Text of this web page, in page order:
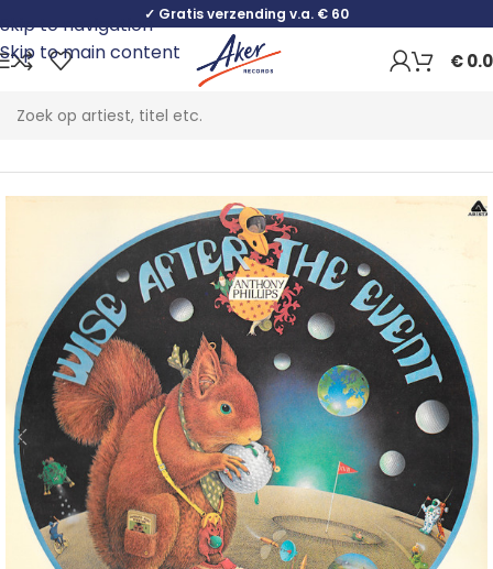
Skip to navigation
Skip to main content
✓ Gratis verzending v.a. € 60
€
Home Rock